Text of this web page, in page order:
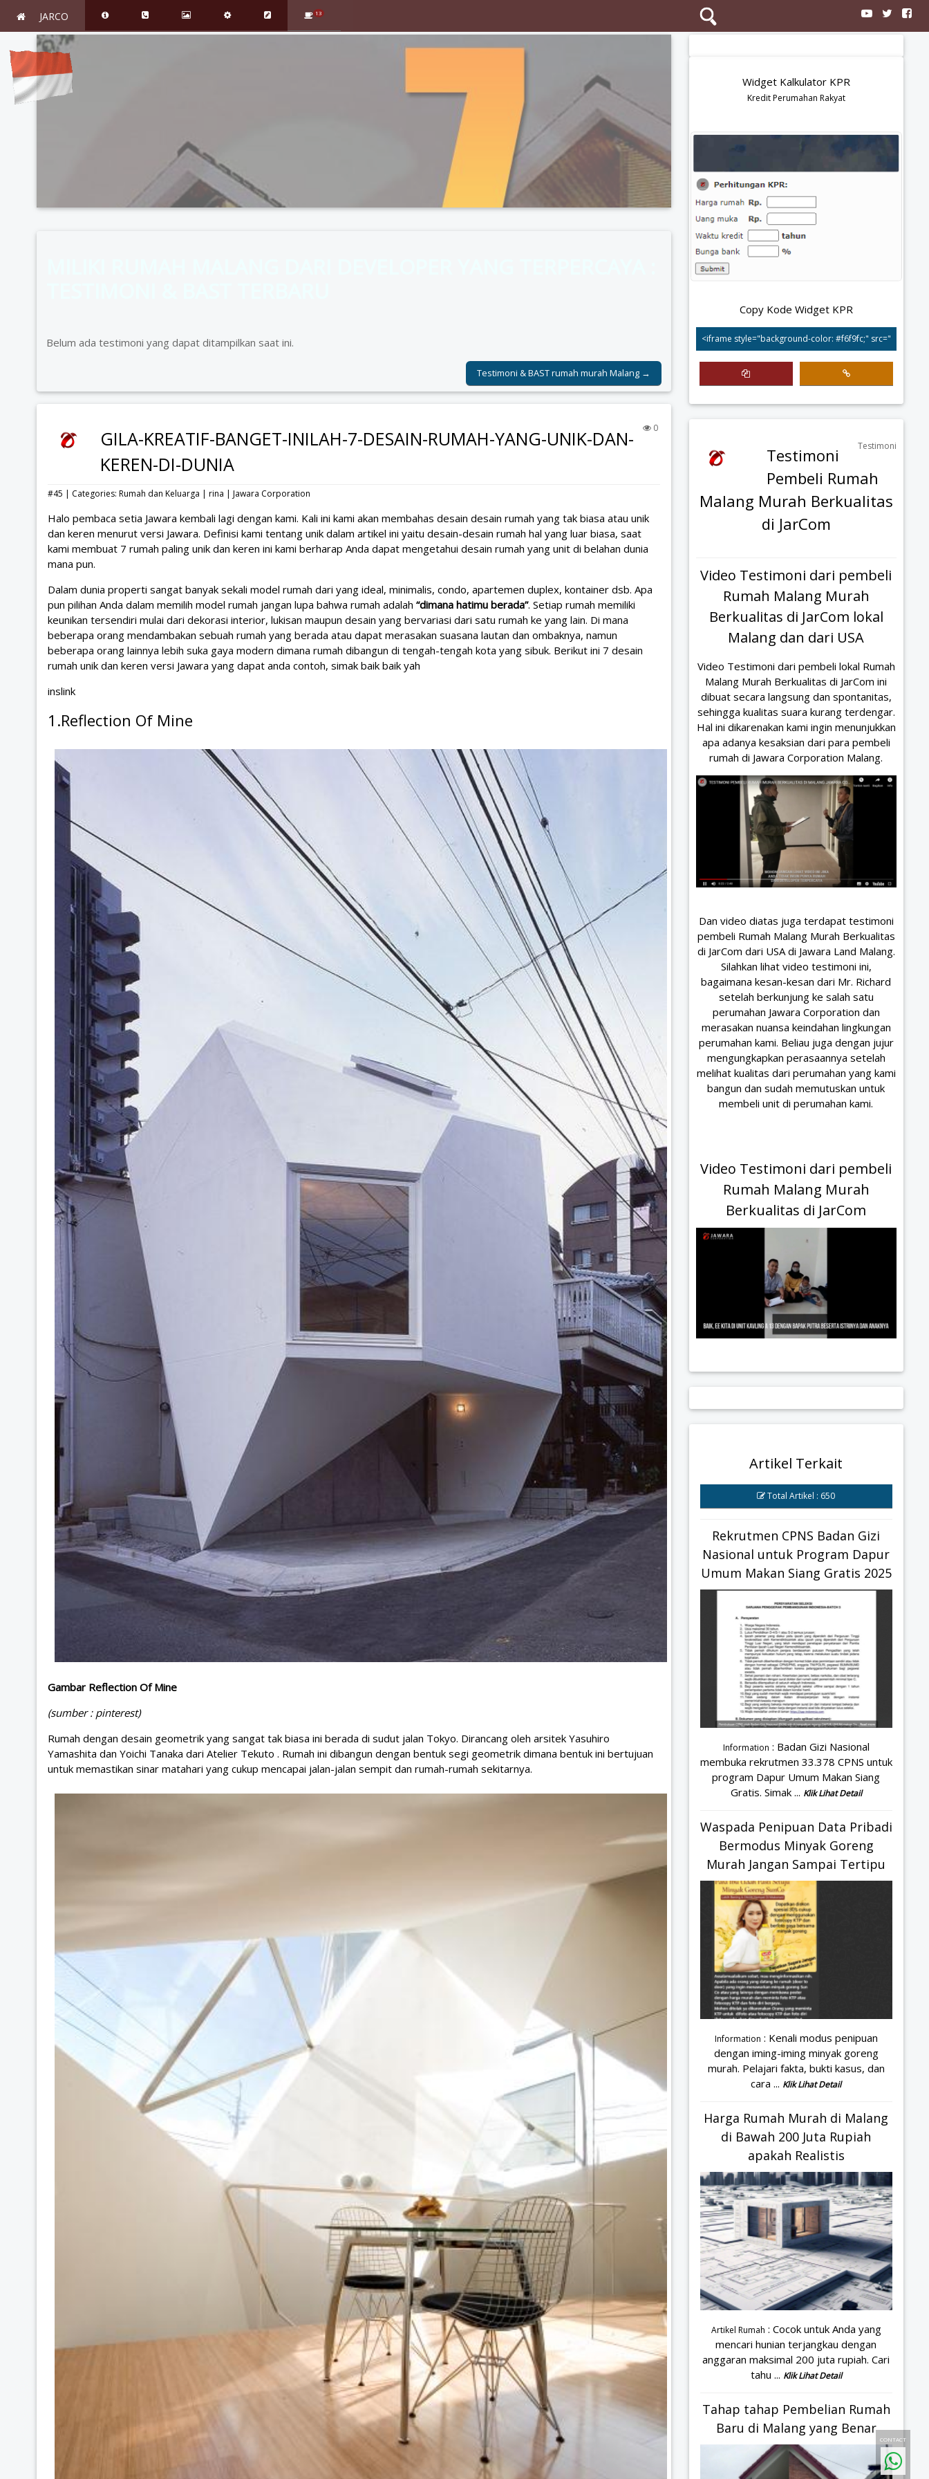
CONTACT
JARCO 13
Search
Belum ada testimoni yang dapat ditampilkan saat ini.
Testimoni & BAST rumah murah Malang →
0
GILA-KREATIF-BANGET-INILAH-7-DESAIN-RUMAH-YANG-UNIK-DAN-
KEREN-DI-DUNIA
#45 | Categories: Rumah dan Keluarga | rina | Jawara Corporation
Halo pembaca setia Jawara kembali lagi dengan kami. Kali ini kami akan membahas desain desain rumah yang tak biasa atau unik
dan keren menurut versi Jawara. Definisi kami tentang unik dalam artikel ini yaitu desain-desain rumah hal yang luar biasa, saat
kami membuat 7 rumah paling unik dan keren ini kami berharap Anda dapat mengetahui desain rumah yang unit di belahan dunia
mana pun.
Dalam dunia properti sangat banyak sekali model rumah dari yang ideal, minimalis, condo, apartemen duplex, kontainer dsb. Apa
pun pilihan Anda dalam memilih model rumah jangan lupa bahwa rumah adalah “dimana hatimu berada”. Setiap rumah memiliki
keunikan tersendiri mulai dari dekorasi interior, lukisan maupun desain yang bervariasi dari satu rumah ke yang lain. Di mana
beberapa orang mendambakan sebuah rumah yang berada atau dapat merasakan suasana lautan dan ombaknya, namun
beberapa orang lainnya lebih suka gaya modern dimana rumah dibangun di tengah-tengah kota yang sibuk. Berikut ini 7 desain
rumah unik dan keren versi Jawara yang dapat anda contoh, simak baik baik yah
inslink
1.Reflection Of Mine
Gambar Reflection Of Mine
(sumber : pinterest)
Rumah dengan desain geometrik yang sangat tak biasa ini berada di sudut jalan Tokyo. Dirancang oleh arsitek Yasuhiro
Yamashita dan Yoichi Tanaka dari Atelier Tekuto . Rumah ini dibangun dengan bentuk segi geometrik dimana bentuk ini bertujuan
untuk memastikan sinar matahari yang cukup mencapai jalan-jalan sempit dan rumah-rumah sekitarnya.
Widget Kalkulator KPR
Kredit Perumahan Rakyat
Copy Kode Widget KPR
Testimoni
Testimoni
Pembeli Rumah
Malang Murah Berkualitas
di JarCom
Video Testimoni dari pembeli
Rumah Malang Murah
Berkualitas di JarCom lokal
Malang dan dari USA
Video Testimoni dari pembeli lokal Rumah
Malang Murah Berkualitas di JarCom ini
dibuat secara langsung dan spontanitas,
sehingga kualitas suara kurang terdengar.
Hal ini dikarenakan kami ingin menunjukkan
apa adanya kesaksian dari para pembeli
rumah di Jawara Corporation Malang.
Dan video diatas juga terdapat testimoni
pembeli Rumah Malang Murah Berkualitas
di JarCom dari USA di Jawara Land Malang.
Silahkan lihat video testimoni ini,
bagaimana kesan-kesan dari Mr. Richard
setelah berkunjung ke salah satu
perumahan Jawara Corporation dan
merasakan nuansa keindahan lingkungan
perumahan kami. Beliau juga dengan jujur
mengungkapkan perasaannya setelah
melihat kualitas dari perumahan yang kami
bangun dan sudah memutuskan untuk
membeli unit di perumahan kami.
Video Testimoni dari pembeli
Rumah Malang Murah
Berkualitas di JarCom
Artikel Terkait
Total Artikel : 650
Rekrutmen CPNS Badan Gizi
Nasional untuk Program Dapur
Umum Makan Siang Gratis 2025
Information : Badan Gizi Nasional
membuka rekrutmen 33.378 CPNS untuk
program Dapur Umum Makan Siang
Gratis. Simak ... Klik Lihat Detail
Waspada Penipuan Data Pribadi
Bermodus Minyak Goreng
Murah Jangan Sampai Tertipu
Information : Kenali modus penipuan
dengan iming-iming minyak goreng
murah. Pelajari fakta, bukti kasus, dan
cara ... Klik Lihat Detail
Harga Rumah Murah di Malang
di Bawah 200 Juta Rupiah
apakah Realistis
Artikel Rumah : Cocok untuk Anda yang
mencari hunian terjangkau dengan
anggaran maksimal 200 juta rupiah. Cari
tahu ... Klik Lihat Detail
Tahap tahap Pembelian Rumah
Baru di Malang yang Benar